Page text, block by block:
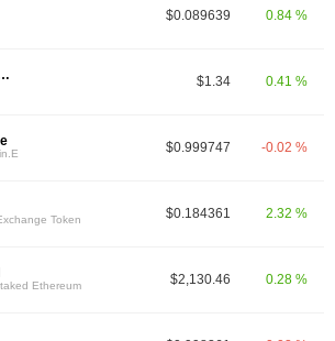
$0.089639 0.84 %
$1.34 0.41 %
$0.999747 -0.02 %
Token $0.184361 2.32 %
Ethereum $2,130.46 0.28 %